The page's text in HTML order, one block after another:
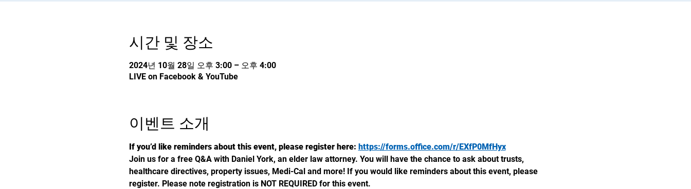
시간 및 장소
2024년 10월 28일 오후 3:00 – 오후 4:00
LIVE on Facebook & YouTube
이벤트 소개
If you’d like reminders about this event, please register here: https://forms.office.com/r/EXfP0MfHyx
Join us for a free Q&A with Daniel York, an elder law attorney. You will have the chance to ask about trusts,
healthcare directives, property issues, Medi-Cal and more! If you would like reminders about this event, please
register. Please note registration is NOT REQUIRED for this event.